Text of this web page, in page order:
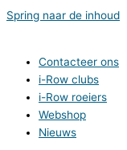
Spring naar de inhoud
Contacteer ons
i-Row clubs
i-Row roeiers
Webshop
Nieuws